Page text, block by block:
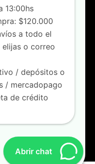
a 17hs
a 13hs
13:00hs
$120.000
a todo el
o correo
/ depósitos o
/ mercadopago
de crédito
Abrir chat